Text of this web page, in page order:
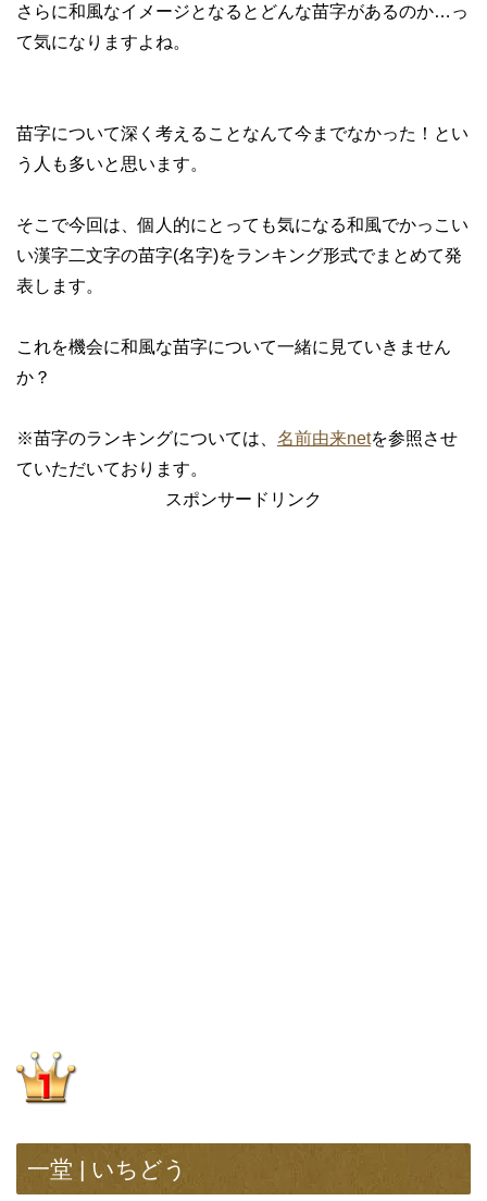
さらに和風なイメージとなるとどんな苗字があるのか…っ
て気になりますよね。
苗字について深く考えることなんて今までなかった！とい
う人も多いと思います。
そこで今回は、個人的にとっても気になる和風でかっこい
い漢字二文字の苗字(名字)をランキング形式でまとめて発
表します。
これを機会に和風な苗字について一緒に見ていきません
か？
※苗字のランキングについては、 名前由来netを参照させ
ていただいております。
スポンサードリンク
一堂 | いちどう